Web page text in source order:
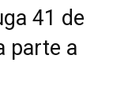
41 de
parte a